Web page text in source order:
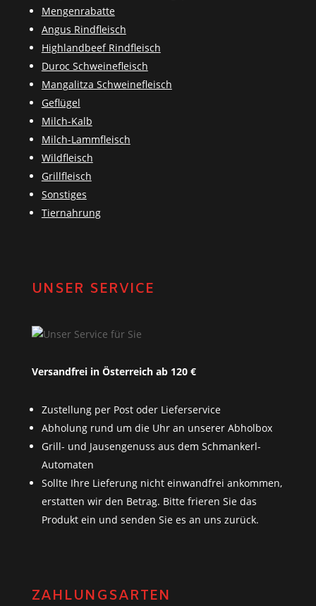
Mengenrabatte
Angus Rindfleisch
Highlandbeef Rindfleisch
Duroc Schweinefleisch
Mangalitza Schweinefleisch
Geflügel
Milch-Kalb
Milch-Lammfleisch
Wildfleisch
Grillfleisch
Sonstiges
Tiernahrung
UNSER SERVICE
Versandfrei in Österreich ab 120 €
Zustellung per Post oder Lieferservice
Abholung rund um die Uhr an unserer Abholbox
Grill- und Jausengenuss aus dem Schmankerl-
Automaten
Sollte Ihre Lieferung nicht einwandfrei ankommen,
erstatten wir den Betrag. Bitte frieren Sie das
Produkt ein und senden Sie es an uns zurück.
ZAHLUNGSARTEN